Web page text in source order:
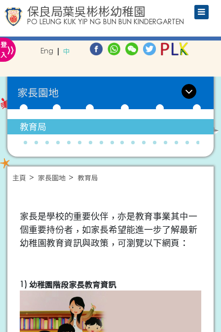
保良局葉吳彬彬幼稚園
PO LEUNG KUK YIP NG BUN BUN KINDERGARTEN
登
入» Eng 中
家長園地
教育局
主頁 家長園地 教育局
家長是學校的重要伙伴，亦是教育事業其中一
個重要持份者，如家長希望能進一步了解最新
幼稚園教育資訊與政策，可瀏覽以下網頁：
1) 幼稚園階段家長教育資訊